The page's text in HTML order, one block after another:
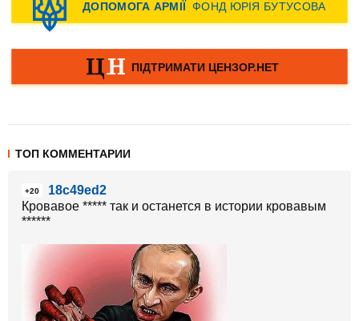
ТОП КОММЕНТАРИИ
+20
18c49ed2
Кровавое ***** так и останется в истории кровавым
******